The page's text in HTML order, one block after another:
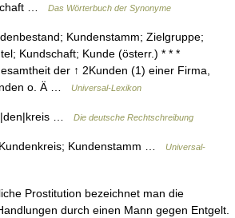
…
Das Wörterbuch der Synonyme
Kundenstamm; Zielgruppe;
Kundschaft; Kunde (österr.) * * *
der ↑ 2Kunden (1) einer Firma,
o. Ä …
Universal-Lexikon
… Die deutsche Rechtschreibung
Kundenstamm …
Universal-
Prostitution bezeichnet man die
durch einen Mann gegen Entgelt.